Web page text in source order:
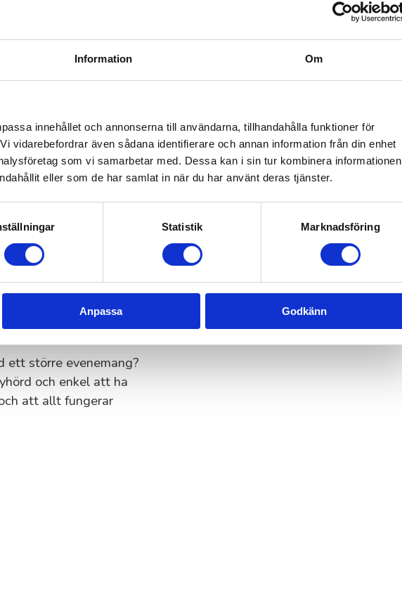
Information Om
innehållet och annonserna till användarna, tillhandahålla funktioner för
vidarebefordrar även sådana identifierare och annan information från din enhet
som vi samarbetar med. Dessa kan i sin tur kombinera informationen
eller som de har samlat in när du har använt deras tjänster.
Statistik Marknadsföring
Anpassa Godkänn
bland gästerna. De
Med rutin från
att känna sig
varmt välkomnande,
när mycket händer
och arrangörer känner
– därför
ett större evenemang?
och enkel att ha
att allt fungerar